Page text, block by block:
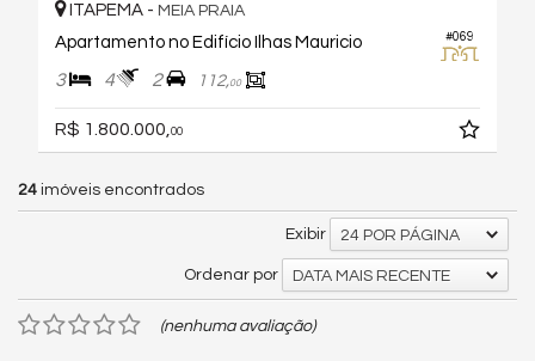
#069
ITAPEMA - MEIA PRAIA
Apartamento no Edifício Ilhas Mauricio
3 4 2 112,00
R$ 1.800.000, 00
24 imóveis encontrados
Exibir 24 POR PÁGINA
Ordenar por DATA MAIS RECENTE
(nenhuma avaliação)